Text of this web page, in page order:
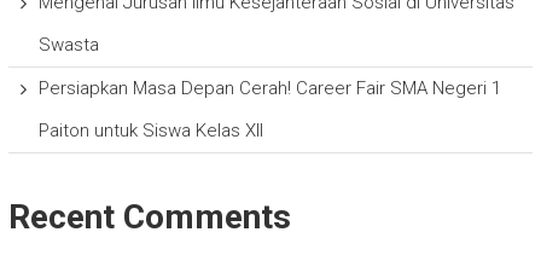
Swasta
Persiapkan Masa Depan Cerah! Career Fair SMA Negeri 1
Paiton untuk Siswa Kelas XII
Recent Comments